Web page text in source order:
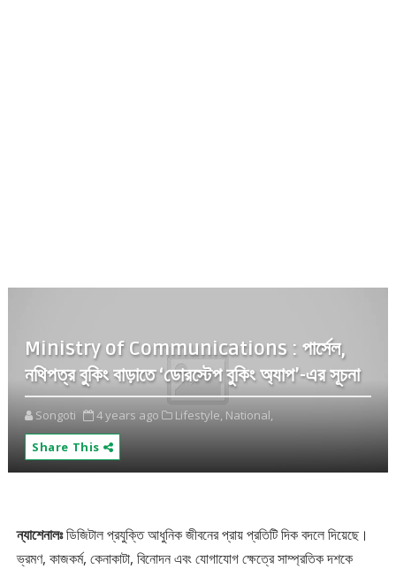
Ministry of Communications : পার্সেল,
নথিপত্র বুকিং বাড়াতে ‘ডোরস্টেপ বুকিং অ্যাপ’-এর সূচনা
Songoti 4 years ago Lifestyle, National,
Share This
ন্যাশেনালঃডিজিটাল প্রযুক্তি আধুনিক জীবনের প্রায় প্রতিটি দিক বদলে দিয়েছে।
ভ্রমণ, কাজকর্ম, কেনাকাটা, বিনোদন এবং যোগাযোগ ক্ষেত্রে সাম্প্রতিক দশকে